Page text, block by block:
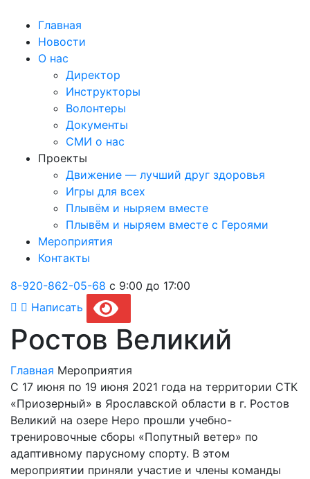
Главная
Новости
О нас
Директор
Инструкторы
Волонтеры
Документы
СМИ о нас
Проекты
Движение — лучший друг здоровья
Игры для всех
Плывём и ныряем вместе
Плывём и ныряем вместе c Героями
Мероприятия
Контакты
8-920-862-05-68 с 9:00 до 17:00
Написать
Ростов Великий
Главная Мероприятия
С 17 июня по 19 июня 2021 года на территории СТК
«Приозерный» в Ярославской области в г. Ростов
Великий на озере Неро прошли учебно-
тренировочные сборы «Попутный ветер» по
адаптивному парусному спорту. В этом
мероприятии приняли участие и члены команды